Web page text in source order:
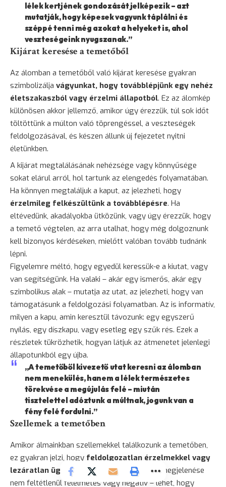
lélek kertjének gondozását jelképezik – azt
mutatják, hogy képesek vagyunk táplálni és
széppé tenni még azokat a helyeket is, ahol
veszteségeink nyugszanak.”
Kijárat keresése a temetőből
Az álomban a temetőből való kijárat keresése gyakran
szimbolizálja vágyunkat, hogy továbblépjünk egy nehéz
életszakaszból vagy érzelmi állapotból. Ez az álomkép
különösen akkor jellemző, amikor úgy érezzük, túl sok időt
töltöttünk a múlton való töprengéssel, a veszteségek
feldolgozásával, és készen állunk új fejezetet nyitni
életünkben.
A kijárat megtalálásának nehézsége vagy könnyűsége
sokat elárul arról, hol tartunk az elengedés folyamatában.
Ha könnyen megtaláljuk a kaput, az jelezheti, hogy
érzelmileg felkészültünk a továbblépésre. Ha
eltévedünk, akadályokba ütközünk, vagy úgy érezzük, hogy
a temető végtelen, az arra utalhat, hogy még dolgoznunk
kell bizonyos kérdéseken, mielőtt valóban tovább tudnánk
lépni.
Figyelemre méltó, hogy egyedül keressük-e a kiutat, vagy
van segítségünk. Ha valaki – akár egy ismerős, akár egy
szimbolikus alak – mutatja az utat, az jelezheti, hogy van
támogatásunk a feldolgozási folyamatban. Az is informatív,
milyen a kapu, amin keresztül távozunk: egy egyszerű
nyílás, egy díszkapu, vagy esetleg egy szűk rés. Ezek a
részletek tükrözhetik, hogyan látjuk az átmenetet jelenlegi
állapotunkból egy újba.
„A temetőből kivezető utat keresni az álomban
nem menekülés, hanem a lélek természetes
törekvése a megújulás felé – miután
tisztelettel adóztunk a múltnak, jogunk van a
fény felé fordulni.”
Szellemek a temetőben
Amikor álmainkban szellemekkel találkozunk a temetőben,
ez gyakran jelzi, hogy feldolgozatlan érzelmekkel vagy
lezáratlan ügyekkel
küzdünk. A szellemek megjelenése
nem feltétlenül félelmetes vagy negatív – lehet, hogy